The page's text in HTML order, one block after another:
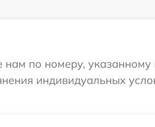
по номеру, указанному
индивидуальных